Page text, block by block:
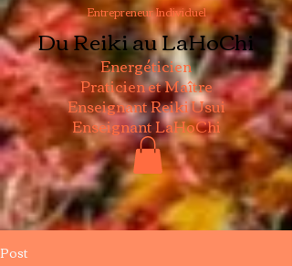
Entrepreneur Individuel
Du Reiki au LaHoChi
Energéticien
Praticien et Maître
Enseignant Reiki Usui
Enseignant LaHoChi
Post